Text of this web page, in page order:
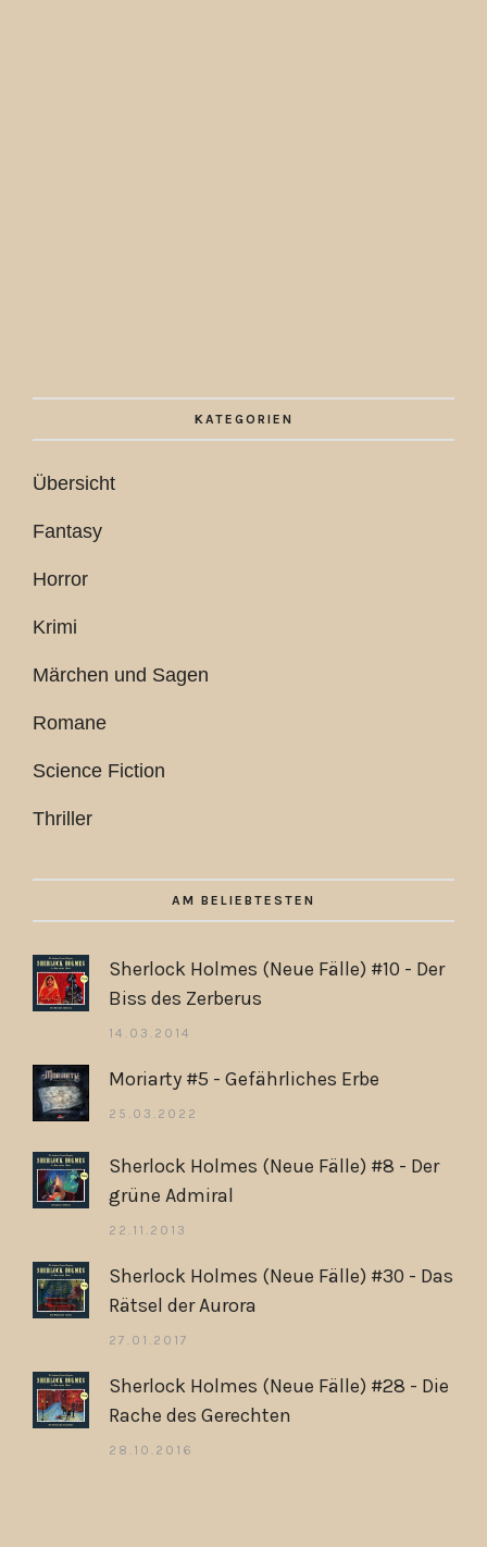
KATEGORIEN
Übersicht
Fantasy
Horror
Krimi
Märchen und Sagen
Romane
Science Fiction
Thriller
AM BELIEBTESTEN
Sherlock Holmes (Neue Fälle) #10 - Der
Biss des Zerberus
14.03.2014
Moriarty #5 - Gefährliches Erbe
25.03.2022
Sherlock Holmes (Neue Fälle) #8 - Der
grüne Admiral
22.11.2013
Sherlock Holmes (Neue Fälle) #30 - Das
Rätsel der Aurora
27.01.2017
Sherlock Holmes (Neue Fälle) #28 - Die
Rache des Gerechten
28.10.2016